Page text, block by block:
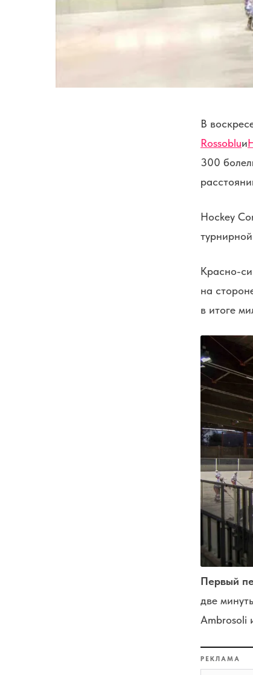
В
Rossobluи
300
Hockey
Красно-
на
в итоге
Первый
две
Ambrosoli
РЕКЛАМА